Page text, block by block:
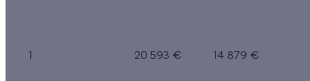
1 20 593 € 14 879 €